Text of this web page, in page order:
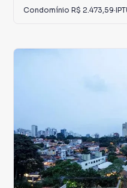
Condomínio R$ 2.473,59·